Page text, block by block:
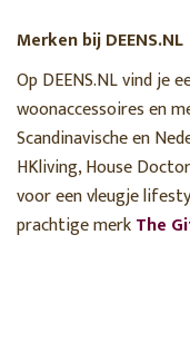
Merken bij DEENS.NL
Op DEENS.NL vind je
woonaccessoires en
Scandinavische en
HKliving, House
voor een vleugje
prachtige merkThe